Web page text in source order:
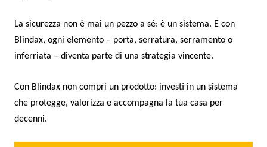
La sicurezza non è mai un pezzo a sé: è un sistema. E con
Blindax, ogni elemento – porta, serratura, serramento o
inferriata – diventa parte di una strategia vincente.
Con Blindax non compri un prodotto: investi in un sistema
che protegge, valorizza e accompagna la tua casa per
decenni.